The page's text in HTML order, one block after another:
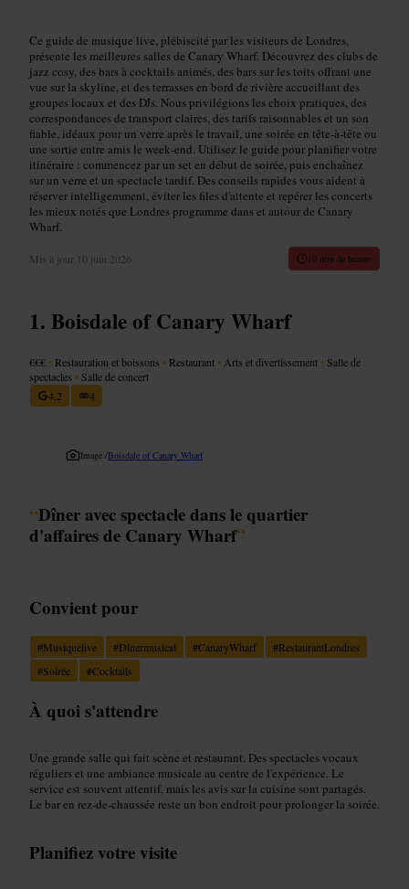
Ce guide de musique live, plébiscité par les visiteurs de Londres,
présente les meilleures salles de Canary Wharf. Découvrez des clubs de
jazz cosy, des bars à cocktails animés, des bars sur les toits offrant une
vue sur la skyline, et des terrasses en bord de rivière accueillant des
groupes locaux et des DJs. Nous privilégions les choix pratiques, des
correspondances de transport claires, des tarifs raisonnables et un son
fiable, idéaux pour un verre après le travail, une soirée en tête‑à‑tête ou
une sortie entre amis le week‑end. Utilisez le guide pour planifier votre
itinéraire : commencez par un set en début de soirée, puis enchaînez
sur un verre et un spectacle tardif. Des conseils rapides vous aident à
réserver intelligemment, éviter les files d'attente et repérer les concerts
les mieux notés que Londres programme dans et autour de Canary
Wharf.
Mis à jour 10 juin 2026 10 min de lecture
Boisdale of Canary Wharf
€€€ • Restauration et boissons • Restaurant • Arts et divertissement • Salle de
spectacles • Salle de concert
4,2
4
Image /Boisdale of Canary Wharf
“Dîner avec spectacle dans le quartier
d'affaires de Canary Wharf”
Convient pour
#Musiquelive #Dînermusical #CanaryWharf #RestaurantLondres
#Soirée #Cocktails
À quoi s'attendre
Une grande salle qui fait scène et restaurant. Des spectacles vocaux
réguliers et une ambiance musicale au centre de l'expérience. Le
service est souvent attentif, mais les avis sur la cuisine sont partagés.
Le bar en rez-de-chaussée reste un bon endroit pour prolonger la soirée.
Planifiez votre visite